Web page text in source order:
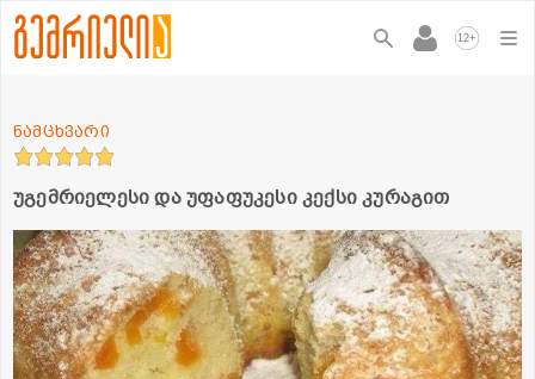
12+
უგემრიელესი და უფაფუკესი კექსი კურაგით
ნამცხვარი